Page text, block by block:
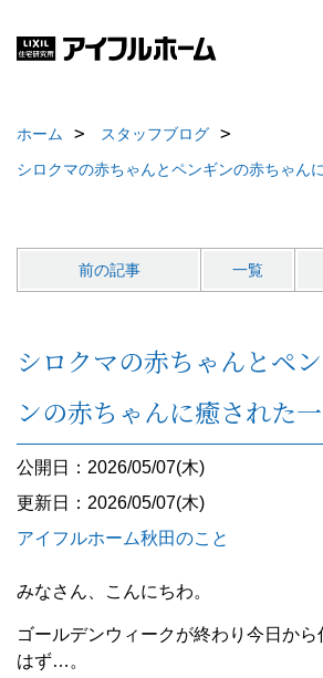
ホーム
スタッフブログ
シロクマの赤ちゃんとペンギンの赤ちゃん
前の記事 一覧
シロクマの赤ちゃんとペ
ンの赤ちゃんに癒された
公開日：2026/05/07(木)
更新日：2026/05/07(木)
アイフルホーム秋田のこと
みなさん、こんにちわ。
ゴールデンウィークが終わり今日か
はず…。